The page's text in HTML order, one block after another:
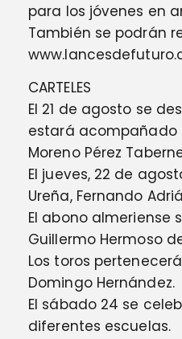
para los jóvenes en
También se podrán
CARTELES
El 21 de agosto se
estará acompañado
Moreno Pérez
El jueves, 22 de
Ureña, Fernando
El abono almeriense
Guillermo Hermoso
Los toros
Domingo Hernández.
El sábado 24 se
diferentes escuelas.